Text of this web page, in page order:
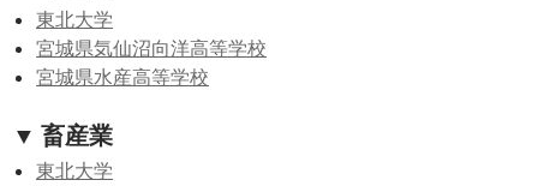
東北大学
宮城県気仙沼向洋高等学校
宮城県水産高等学校
▼ 畜産業
東北大学